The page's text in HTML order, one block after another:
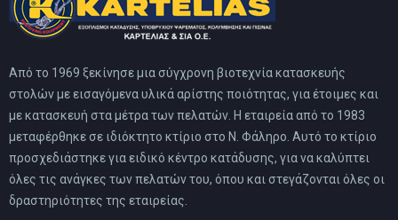
Από το 1969 ξεκίνησε μια σύγχρονη βιοτεχνία κατασκευής
στολών με εισαγόμενα υλικά αρίστης ποιότητας, για έτοιμες και
με κατασκευή στα μέτρα των πελατών. Η εταιρεία από το 1983
μεταφέρθηκε σε ιδιόκτητο κτίριο στο Ν. Φάληρο. Αυτό το κτίριο
προσχεδιάστηκε για ειδικό κέντρο κατάδυσης, για να καλύπτει
όλες τις ανάγκες των πελατών του, όπου και στεγάζονται όλες οι
δραστηριότητες της εταιρείας.